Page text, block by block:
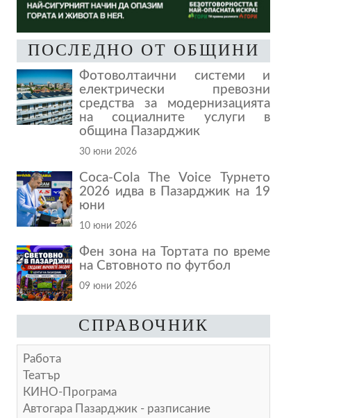
ПОСЛЕДНО ОТ ОБЩИНИ
Фотоволтаични системи и
електрически превозни
средства за модернизацията
на социалните услуги в
община Пазарджик
30 юни 2026
Coca-Cola The Voice Турнето
2026 идва в Пазарджик на 19
юни
10 юни 2026
Фен зона на Тортата по време
на Свтовното по футбол
09 юни 2026
СПРАВОЧНИК
Работа
Театър
КИНО-Програма
Автогара Пазарджик - разписание